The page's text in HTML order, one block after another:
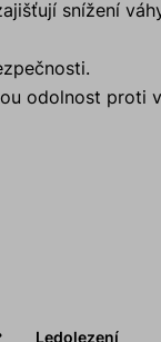
snížení
odolnost proti
Ledolezení